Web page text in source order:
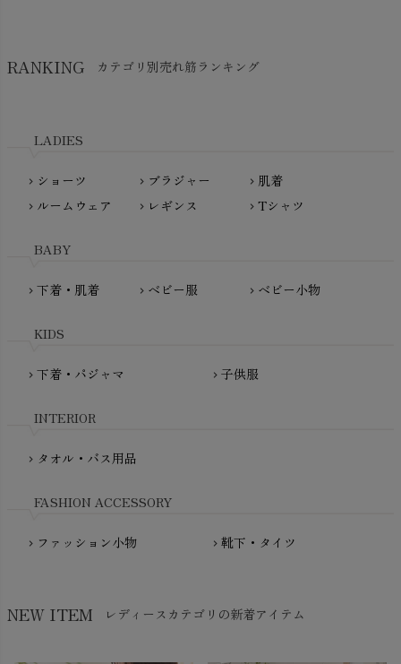
生活アートクラブ
nanadecor（ナナデェコール）
Haruulala（ハルウララ）
PeopleTree（ピープルツリー）
PRISTINE（プリスティン）
fromF（フロムエフ）
Madame MO（マダムモー）
maggies（マギーズ）
MATONA（マトナ）
mini rodini（ミニロディーニ）
My Little Cozmo（マイリトルコズモ）
NewNative（ニューネイティブ）
RANKING カテゴリ別売れ筋ランキング
LADIES
chevron_right ショーツ chevron_right ブラジャー chevron_right 肌着
chevron_right ルームウェア chevron_right レギンス chevron_rightTシャツ
BABY
chevron_right 下着・肌着 chevron_right ベビー服 chevron_right ベビー小物
KIDS
chevron_right 下着・パジャマ chevron_right 子供服
INTERIOR
chevron_right タオル・バス用品
FASHION ACCESSORY
chevron_right ファッション小物 chevron_right 靴下・タイツ
NEW ITEM レディースカテゴリの新着アイテム